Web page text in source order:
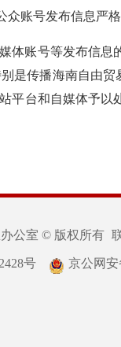
账号发布信息严
体账号等发布信息
是传播海南自由贸
平台和自媒体予以
公室 © 版权所有
号 京公网安